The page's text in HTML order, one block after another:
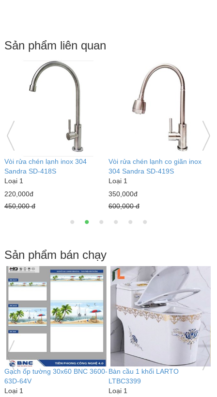
Sản phẩm liên quan
Vòi rửa chén lạnh co giãn inox
304 Sandra SD-419S
350,000đ
600,000 đ
Vòi rửa chén nóng lạnh inox
Sandra SD-320
950,000đ
1,300,000 đ
Sản phẩm bán chạy
ốp tường 30x60 BNC 3600-
64V
1
Bàn cầu 1 khối LARTO
LTBC3399
Loại 1
Bàn